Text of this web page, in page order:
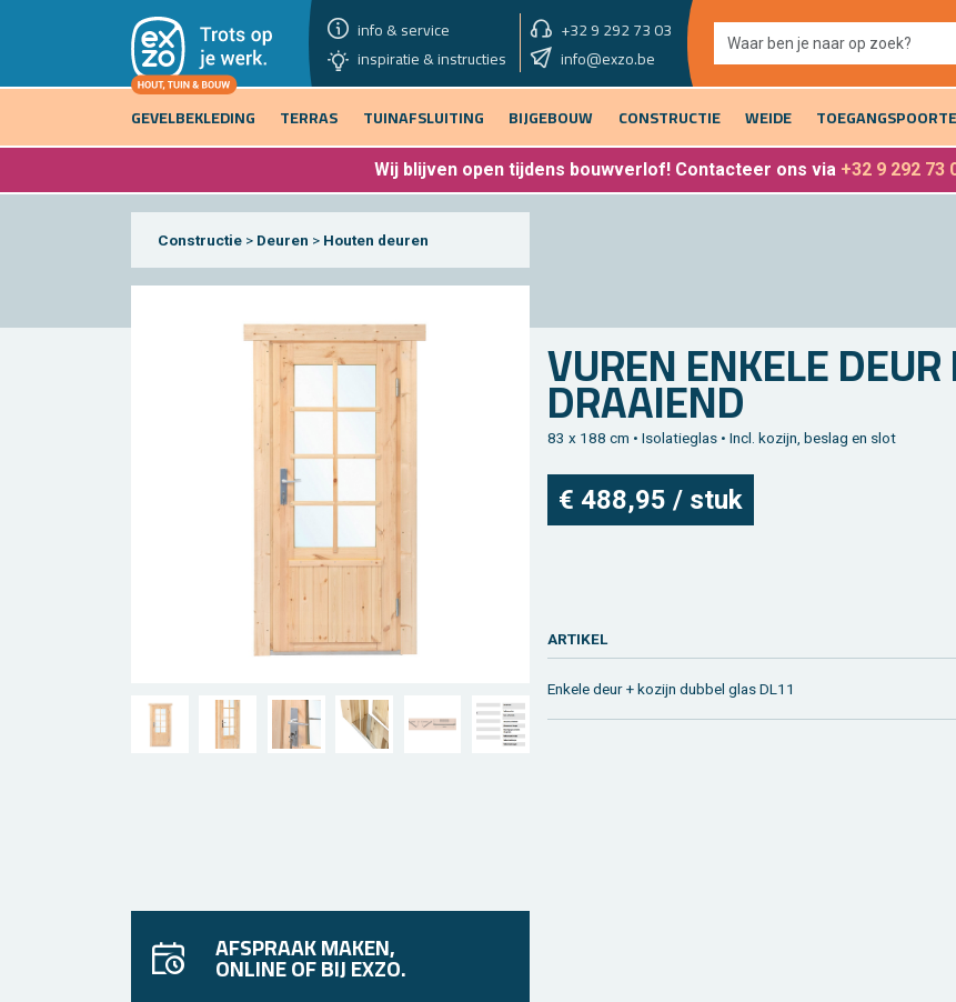
info & service +32 9 292 73 03
showroom vandaag
inspiratie & instructies
info@exzo.be 9u - 12u30 & 13u30 - 17u
GEVELBEKLEDING
TERRAS TUINAFSLUITING BIJGEBOUW CONSTRUCTIE WEIDE
Wij blijven open tijdens bouwverlof! Contacteer ons via +32 9 292 73
Constructie > Deuren > Houten deuren
VUREN EN­KE­LE
DRAAI­END
83 x 188 cm • Iso­la­tieglas • Incl. ko­zijn, be­slag en slot
€ 488,95 / stuk
AR­TI­KEL
En­ke­le deur + ko­zijn dub­bel glas DL11
AFSPRAAK MAKEN,
ONLINE OF BIJ EXZO.